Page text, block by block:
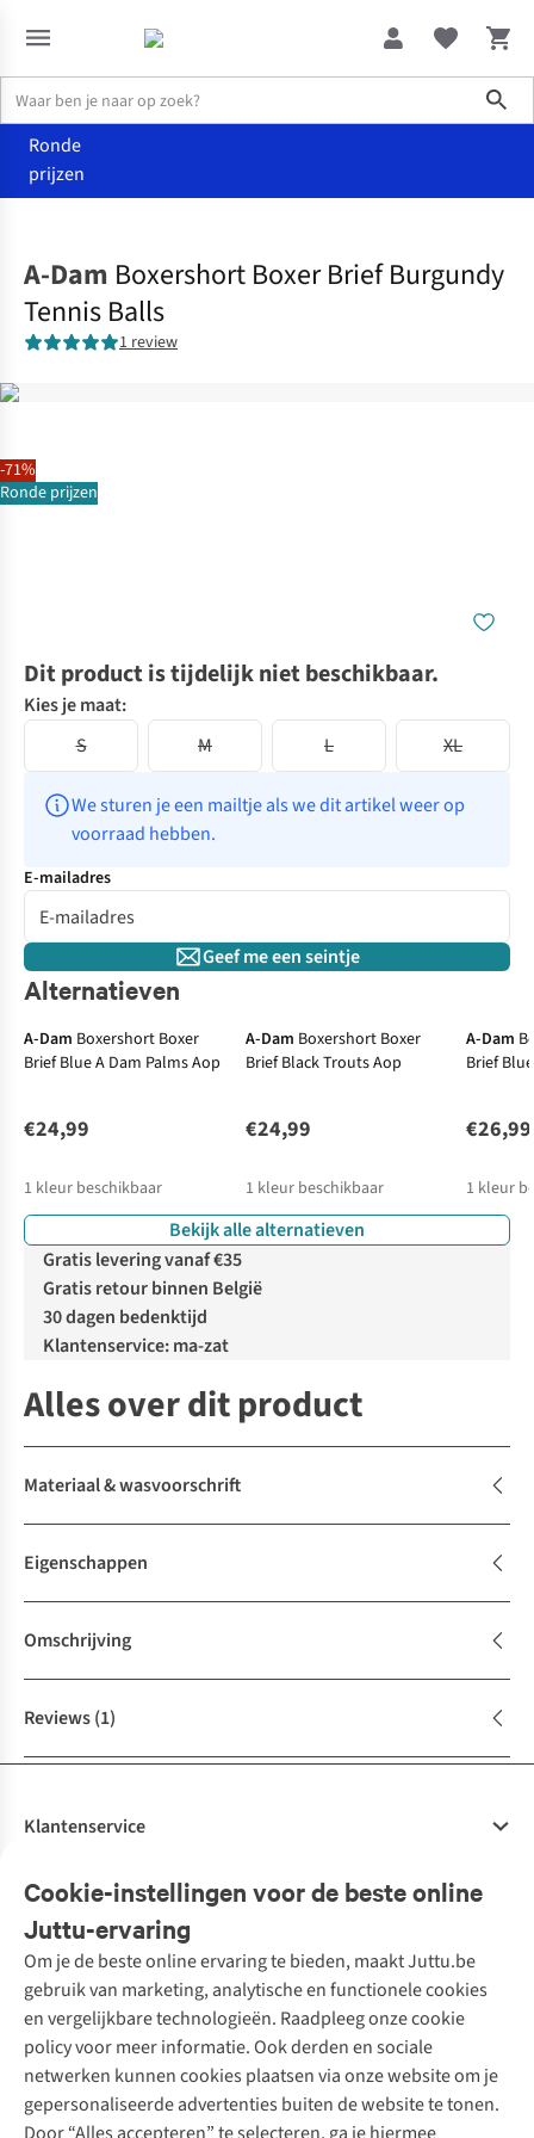
Ronde
prijzen
-71%
Ronde prijzen
A-Dam Boxershort Boxer Brief Burgundy
Tennis Balls
1 review
Dit product is tijdelijk niet beschikbaar.
Kies je maat:
S
M L XL
We sturen je een mailtje als we dit artikel weer op
voorraad hebben.
E-mailadres
Geef me een seintje
Alternatieven
A-Dam Boxershort Boxer
Brief Blue A Dam Palms Aop
€24,99
1 kleur beschikbaar
A-Dam Boxershort Boxer
Brief Black Trouts Aop
€24,99
1 kleur beschikbaar
A-Dam
Brief
€26,99
1 kleur
Bekijk alle alternatieven
Gratis levering vanaf €35
Gratis retour binnen België
30 dagen bedenktijd
Klantenservice: ma-zat
Alles over dit product
Materiaal & wasvoorschrift
Eigenschappen
Omschrijving
Reviews(1)
Cookie-instellingen voor de beste online
Juttu-ervaring
Om je de beste online ervaring te bieden, maakt Juttu.be
gebruik van marketing, analytische en functionele cookies
en vergelijkbare technologieën. Raadpleeg onze cookie
policy voor meer informatie. Ook derden en sociale
netwerken kunnen cookies plaatsen via onze website om je
gepersonaliseerde advertenties buiten de website te tonen.
Klantenservice
Bestellen
Betalen
10% studentenkorting
Klarna - achteraf betalen
Levering
Retourneren
Bestelling herroepen
Garantie
Onze diensten
Tweedehands - ReJUsed
Kledingatelier
Personal shopping
Textielbox
Events / workshops
Juttu
Over ons
Juttu Friends
Inspiratie
Werken bij Juttu
Onze winkels
Merken
Nathalie Vleeschouwer
Selected dames
Meld je aan voor de nieuwsbrief